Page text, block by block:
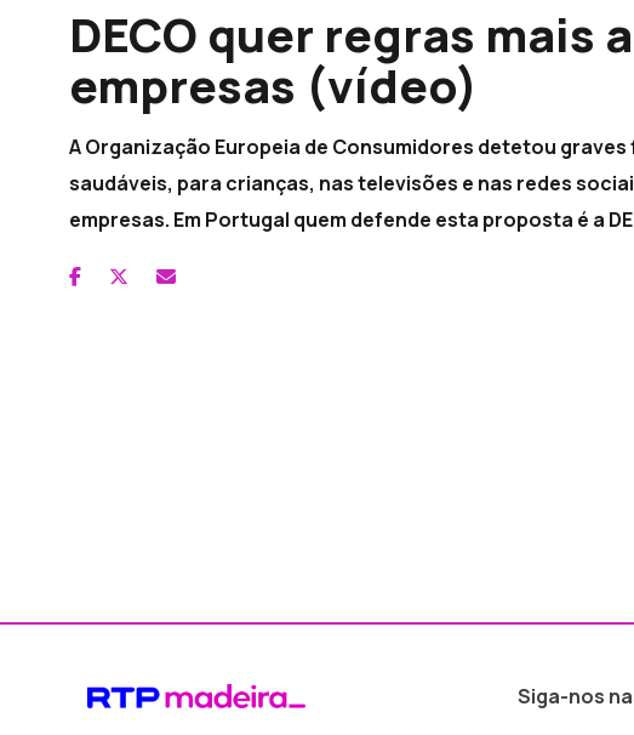
DECO quer regras mais
empresas (vídeo)
A Organização Europeia de Consumidores detetou
saudáveis, para crianças, nas televisões e nas redes
empresas. Em Portugal quem defende esta proposta é a
Siga-nos